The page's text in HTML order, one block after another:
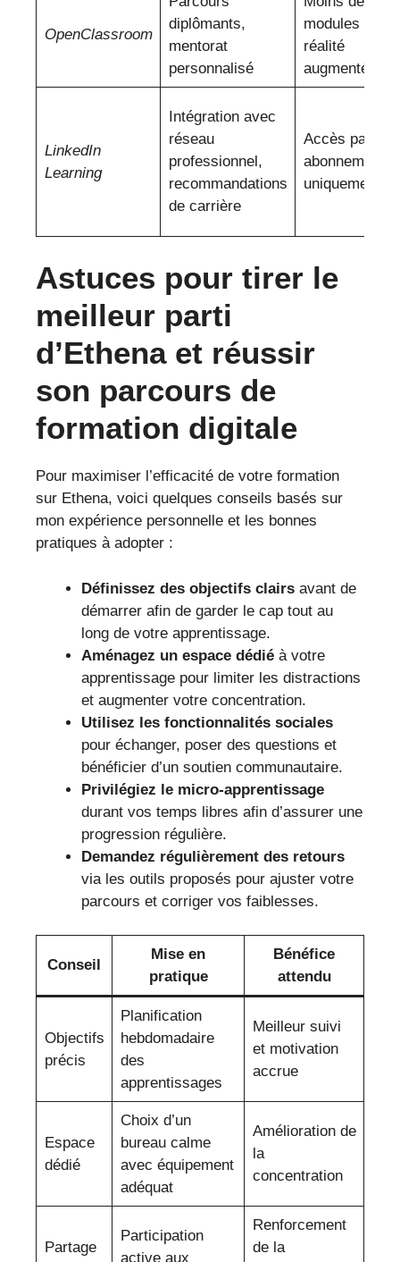
OpenClassroom
diplômants,
mentorat
personnalisé
modules en
réalité
augmentée
LinkedIn
Learning
Intégration avec
réseau
professionnel,
recommandations
de carrière
Accès par
abonnement
uniquement
Astuces pour tirer le
meilleur parti
d’Ethena et réussir
son parcours de
formation digitale
Pour maximiser l’efficacité de votre formation
sur Ethena, voici quelques conseils basés sur
mon expérience personnelle et les bonnes
pratiques à adopter :
Définissez des objectifs clairs avant de
démarrer afin de garder le cap tout au
long de votre apprentissage.
Aménagez un espace dédié à votre
apprentissage pour limiter les distractions
et augmenter votre concentration.
Utilisez les fonctionnalités sociales
pour échanger, poser des questions et
bénéficier d’un soutien communautaire.
Privilégiez le micro-apprentissage
durant vos temps libres afin d’assurer une
progression régulière.
Demandez régulièrement des retours
via les outils proposés pour ajuster votre
parcours et corriger vos faiblesses.
Conseil
Mise en
pratique
Bénéfice
attendu
Objectifs
précis
Planification
hebdomadaire
des
apprentissages
Meilleur suivi
et motivation
accrue
Espace
dédié
Choix d’un
bureau calme
avec équipement
adéquat
Amélioration de
la
concentration
Partage
Participation
active aux
Renforcement
de la